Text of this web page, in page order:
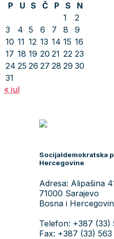
P
U S Č P S
N
1
2
3
4 5 6 7 8
9
10 11 12 13 14 15 16
17 18 19 20 21 22 23
24 25 26 27 28 29 30
31
« jul
Socijaldemokratska
Hercegovine
Adresa: Alipašina
71000 Sarajevo
Bosna i
Telefon: +387 (33)
Fax: +387 (33) 563